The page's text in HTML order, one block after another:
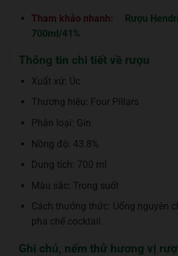
Tham khảo nhanh:
Rượu
700ml/41%
Thông tin chi tiết về rượu
Xuất xứ: Úc
Thương hiệu: Four Pillars
Phân loại: Gin
Nồng độ: 43.8%
Dung tích: 700 ml
Màu sắc: Trong suốt
Cách thưởng thức: Uống nguyên
pha chế cocktail
Ghi chú, nếm thử hương vị